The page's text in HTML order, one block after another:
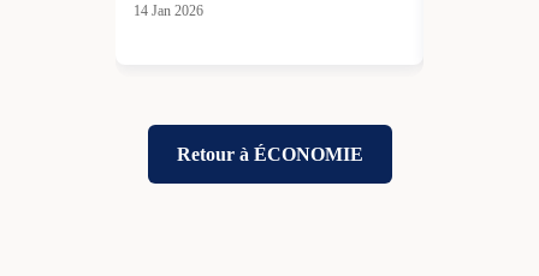
14 Jan 2026
Retour à ÉCONOMIE